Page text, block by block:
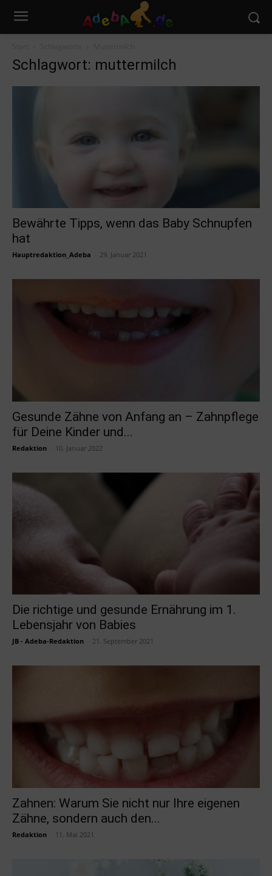
Schlagwort: muttermilch
Bewährte Tipps, wenn das Baby Schnupfen
hat
Hauptredaktion_Adeba 29. Januar 2021
Gesunde Zähne von Anfang an – Zahnpflege
für Deine Kinder und...
Redaktion 10. Januar 2022
Die richtige und gesunde Ernährung im 1.
Lebensjahr von Babies
JB - Adeba-Redaktion 21. September 2021
Zahnen: Warum Sie nicht nur Ihre eigenen
Zähne, sondern auch den...
Redaktion 11. Mai 2021